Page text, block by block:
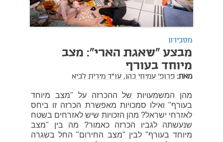
מסבירון
מבצע "שאגת הארי": מצב
מיוחד בעורף
מאת: פרופ' עמיחי כהן, עו"ד מירית לביא
מהן המשמעויות של ההכרזה על "מצב מיוחד
בעורף" ואילו סמכויות מאפשרת הכרזה זו ביחס
לאזרחי ישראל? מהן הזכויות שיש לאזרחים בשטח
שנעשתה לגביו הכרזה כאמור? מה בין "מצב
מיוחד בעורף" לבין "מצב החירום" החל בשגרה